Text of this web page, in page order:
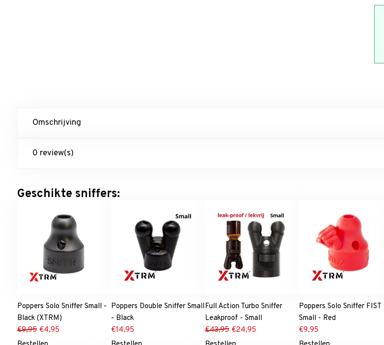
Omschrijving
0 review(s)
Geschikte sniffers:
Poppers Solo Sniffer Small -
Black (XTRM)
€9,95 €4,95
Poppers Double Sniffer Small
- Black
€14,95
Full Action Turbo Sniffer
Leakproof - Small
€43,95 €24,95
Poppers Solo Sniffer FIST
Small - Red
€9,95